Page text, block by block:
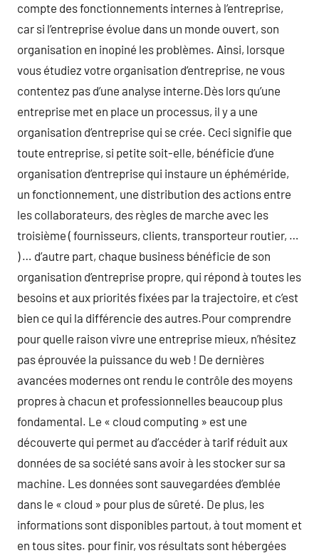
compte des fonctionnements internes à l’entreprise,
car si l’entreprise évolue dans un monde ouvert, son
organisation en inopiné les problèmes. Ainsi, lorsque
vous étudiez votre organisation d’entreprise, ne vous
contentez pas d’une analyse interne.Dès lors qu’une
entreprise met en place un processus, il y a une
organisation d’entreprise qui se crée. Ceci signifie que
toute entreprise, si petite soit-elle, bénéficie d’une
organisation d’entreprise qui instaure un éphéméride,
un fonctionnement, une distribution des actions entre
les collaborateurs, des règles de marche avec les
troisième ( fournisseurs, clients, transporteur routier, …
) … d’autre part, chaque business bénéficie de son
organisation d’entreprise propre, qui répond à toutes les
besoins et aux priorités fixées par la trajectoire, et c’est
bien ce qui la différencie des autres.Pour comprendre
pour quelle raison vivre une entreprise mieux, n’hésitez
pas éprouvée la puissance du web ! De dernières
avancées modernes ont rendu le contrôle des moyens
propres à chacun et professionnelles beaucoup plus
fondamental. Le « cloud computing » est une
découverte qui permet au d’accéder à tarif réduit aux
données de sa société sans avoir à les stocker sur sa
machine. Les données sont sauvegardées d’emblée
dans le « cloud » pour plus de sûreté. De plus, les
informations sont disponibles partout, à tout moment et
en tous sites. pour finir, vos résultats sont hébergées